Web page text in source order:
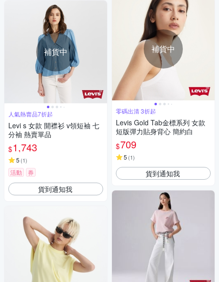
補貨中
人氣熱賣品7折起
Levi s 女款 開襟衫 v領短袖 七
分袖 熱賣單品
$1,743
5 (1)
活動 券
貨到通知我
補貨中
零碼出清 3折起
Levis Gold Tab金標系列 女款
短版彈力貼身背心 簡約白
$709
5 (1)
貨到通知我